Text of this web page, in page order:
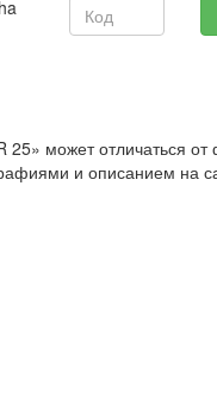
может отличаться от
и описанием на